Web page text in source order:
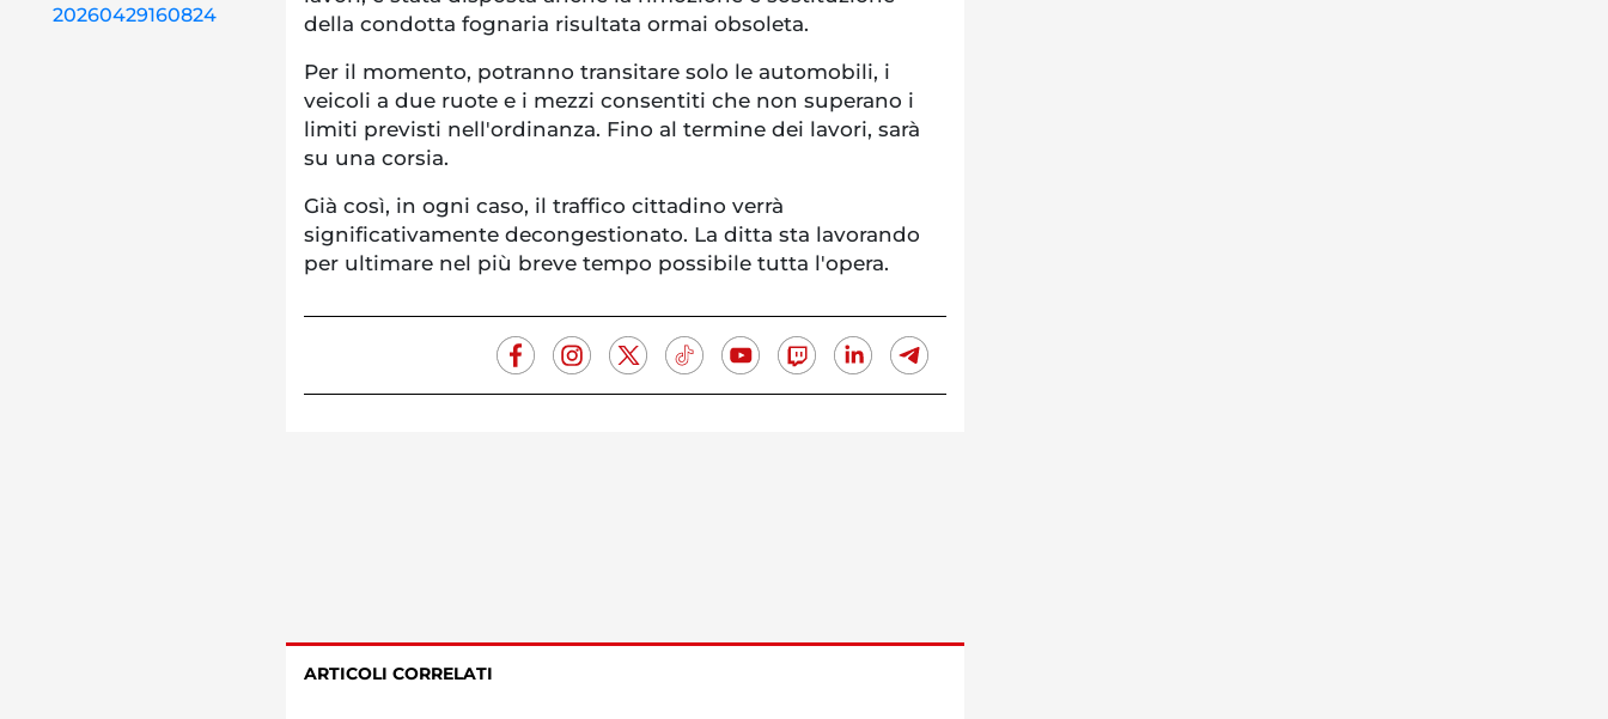
della condotta fognaria risultata ormai obsoleta.
Per il momento, potranno transitare solo le automobili, i
veicoli a due ruote e i mezzi consentiti che non superano i
limiti previsti nell'ordinanza. Fino al termine dei lavori, sarà
su una corsia.
Già così, in ogni caso, il traffico cittadino verrà
significativamente decongestionato. La ditta sta lavorando
per ultimare nel più breve tempo possibile tutta l'opera.
ARTICOLI CORRELATI